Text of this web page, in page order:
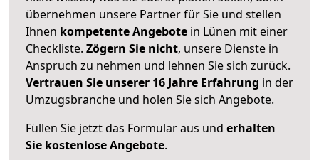
übernehmen unsere Partner für Sie und stellen
Ihnen kompetente Angebote in Lünen mit einer
Checkliste. Zögern Sie nicht, unsere Dienste in
Anspruch zu nehmen und lehnen Sie sich zurück.
Vertrauen Sie unserer 16 Jahre Erfahrung in der
Umzugsbranche und holen Sie sich Angebote.
Füllen Sie jetzt das Formular aus und erhalten
Sie kostenlose Angebote.